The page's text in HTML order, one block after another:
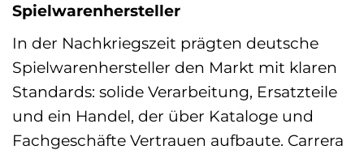
Spielwarenhersteller
In der Nachkriegszeit prägten deutsche
Spielwarenhersteller den Markt mit klaren
Standards: solide Verarbeitung, Ersatzteile
und ein Handel, der über Kataloge und
Fachgeschäfte Vertrauen aufbaute. Carrera